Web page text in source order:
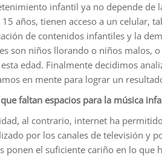
infantil ya no depende de
años, tienen acceso a un celular,
de contenidos infantiles y la
son niños llorando o niños malos,
edad. Finalmente decidimos
en mente para lograr un
que faltan espacios para la música
al contrario, internet ha
por los canales de televisión y
ponen el suficiente cariño en lo que